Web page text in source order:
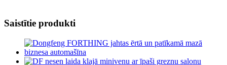
Saistītie produkti